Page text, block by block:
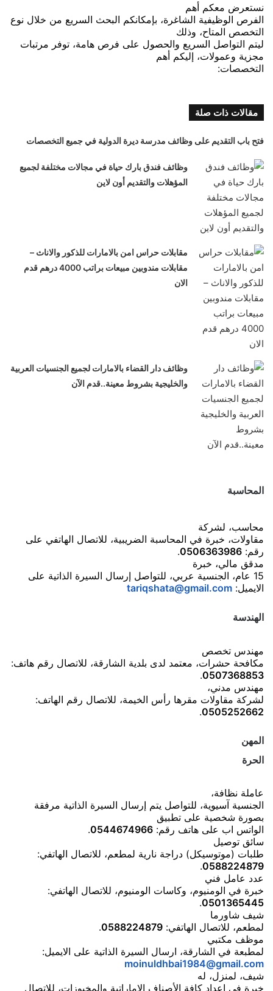
نستعرض معكم أهم
الفرص الوظيفية الشاغرة، بإمكانكم البحث السريع من خلال نوع
التخصص المتاح، وذلك
ليتم التواصل السريع والحصول على فرص هامة، توفر مرتبات
مجزية وعمولات، إليكم أهم
التخصصات:
مقالات ذات صلة
فتح باب التقديم على وظائف مدرسة ديرة الدولية في جميع التخصصات
وظائف فندق بارك حياة في مجالات مختلفة لجميع
المؤهلات والتقديم أون لاين
مقابلات حراس امن بالامارات للذكور والاناث –
مقابلات مندوبين مبيعات براتب 4000 درهم قدم
الان
وظائف دار القضاء بالامارات لجميع الجنسيات العربية
والخليجية بشروط معينة..قدم الآن
المحاسبة
محاسب، لشركة
مقاولات، خبرة في المحاسبة الضريبية، للاتصال الهاتفي على
رقم: 0506363986
.
مدقق مالي، خبرة
15 عام، الجنسية عربي، للتواصل إرسال السيرة الذاتية على
الايميل: tariqshata@gmail.com
الهندسة
مهندس تخصص
مكافحة حشرات، معتمد لدى بلدية الشارقة، للاتصال رقم هاتف:
0507368853
.
مهندس مدني،
لشركة مقاولات مقرها رأس الخيمة، للاتصال رقم الهاتف:
0505252662
.
المهن
الحرة
عاملة نظافة،
الجنسية آسيوية، للتواصل يتم إرسال السيرة الذاتية مرفقة
بصورة شخصية على تطبيق
الواتس اب على هاتف رقم: 0544674966
.
سائق توصيل
طلبات (موتوسيكل) دراجة نارية لمطعم، للاتصال الهاتفي:
0588224879
.
عدد عامل فني
خبرة في الومنيوم، وكاسات الومنيوم، للاتصال الهاتفي:
0501365445
.
شيف شاورما
لمطعم، للاتصال الهاتفي: 0588224879
.
موظف مكتبي
لمطبعة في الشارقة، ارسال السيرة الذاتية على الايميل:
moinuldhbai1984@gmail.com
شيف، لمنزل، له
خبرة في إعداد كافة الأصناف الإماراتية والمخبوزات، للاتصال